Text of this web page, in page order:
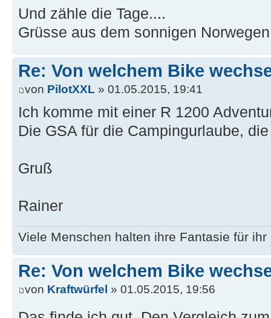
Und zähle die Tage....
Grüsse aus dem sonnigen
Re: Von welchem Bike
von PilotXXL » 01.05.2015, 19:41
Ich komme mit einer R 1200
Die GSA für die Campingurlaube,
Gruß
Rainer
Viele Menschen halten ihre Fantasie für ihr
Re: Von welchem Bike
von Kraftwürfel » 01.05.2015, 19:56